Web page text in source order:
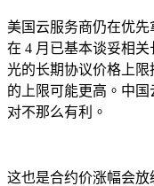
美国云服务商仍在优
在 4 月已基本谈妥相
光的长期协议价格上
的上限可能更高。中
对不那么有利。
这也是合约价涨幅会